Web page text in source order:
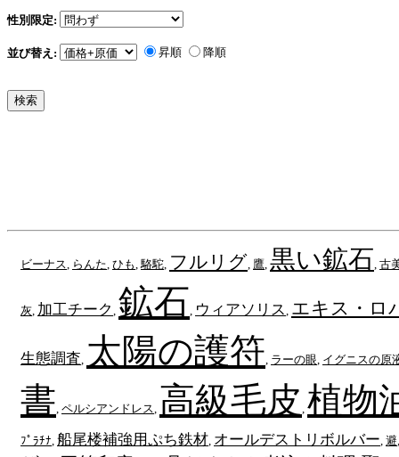
性別限定:
並び替え: 昇順 降順
ビーナス らんた ひも 駱駝 フルリグ 鷹 黒い鉱石 古
灰 加工チーク 鉱石 ウィアソリス エキス・ロ
生態調査 太陽の護符 ラーの眼 イグニスの原
書 ペルシアンドレス 高級毛皮 植物
ﾌﾟﾗﾁﾅ 船尾楼補強用ぷち鉄材 オールデストリボルバー 避